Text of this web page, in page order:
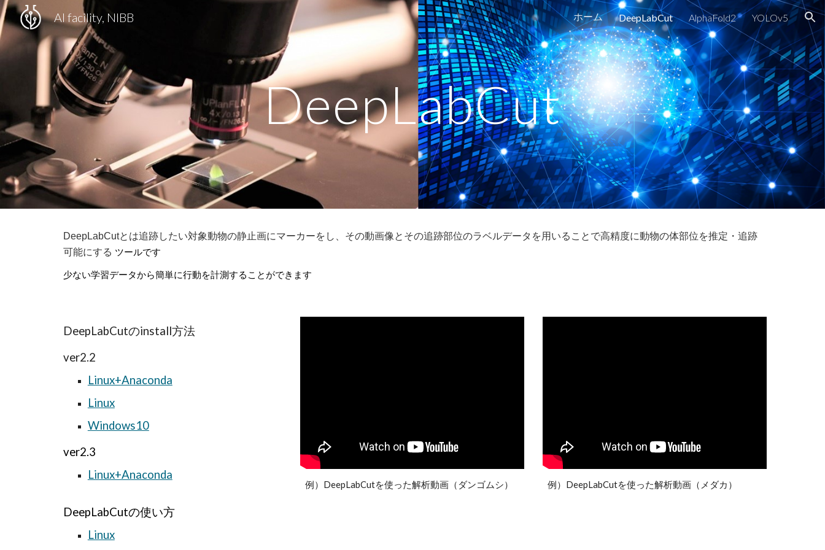
Skip to main content Skip to navigation
AI facility, NIBB ホーム DeepLabCut AlphaFold2 YOLOv5
DeepLabCut
DeepLabCutとは追跡したい対象動物の静止画にマーカーをし、その動画像とその追跡部位のラベルデータを用いることで高精度に動物の体部位を推定・追跡
可能にする ツールです
少ない学習データから簡単に行動を計測することができます
DeepLabCutのinstall方法
ver2.2
Linux+Anaconda
Linux
Windows10
ver2.3
Linux+Anaconda
DeepLabCutの使い方
Linux
例）DeepLabCutを使った解析動画（ダンゴムシ） 例）DeepLabCutを使った解析動画（メダカ）